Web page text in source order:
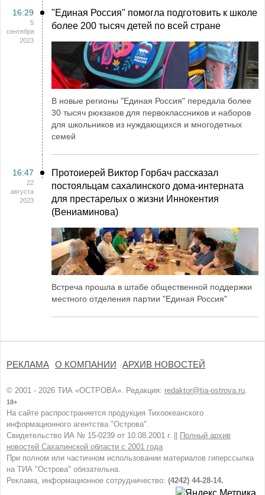
16:29
5
сентября
2023
"Единая Россия" помогла подготовить к школе
более 200 тысяч детей по всей стране
В новые регионы "Единая Россия" передала более
30 тысяч рюкзаков для первоклассников и наборов
для школьников из нуждающихся и многодетных
семей
16:47
22
августа
2023
Протоиерей Виктор Горбач рассказал
постояльцам сахалинского дома-интерната
для престарелых о жизни Иннокентия
(Вениаминова)
Встреча прошла в штабе общественной поддержки
местного отделения партии "Единая Россия"
РЕКЛАМА О КОМПАНИИ АРХИВ НОВОСТЕЙ
© 2001 - 2026 ТИА «ОСТРОВА». Редакция: redaktor@tia-ostrova.ru.
18+
На сайте распространяется продукция Тихоокеанского
информационного агентства "Острова".
Свидетельство ИА № 15-0239 от 10.08.2001 г. ||
Полный архив
новостей Сахалинской области с 2001 года
При полном или частичном использовании материалов гиперссылка
на ТИА "Острова" обязательна.
Реклама, информационное сотрудничество: (4242) 44-28-14.